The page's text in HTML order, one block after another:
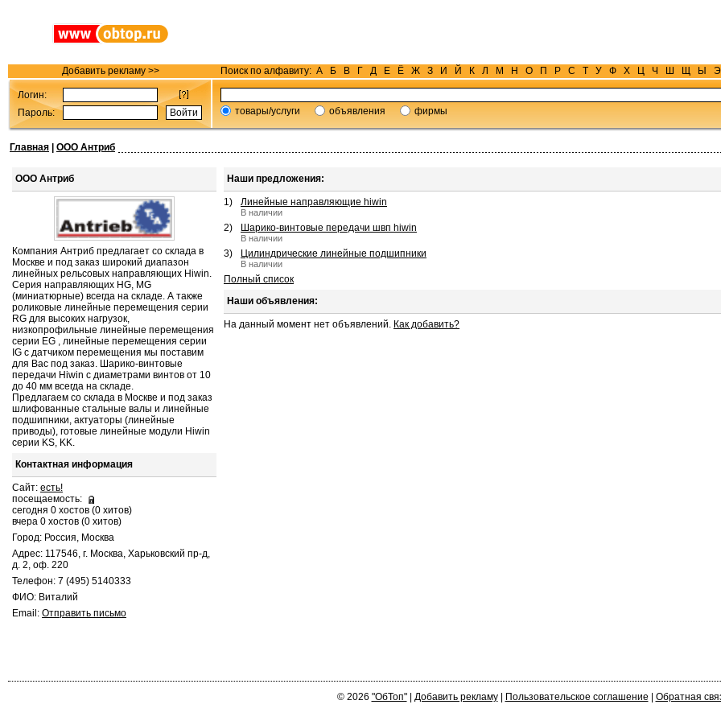
Добавить рекламу >> Поиск по алфавиту: А Б В Г Д Е Ё Ж З И Й К Л М Н О П Р С Т У Ф Х Ц Ч Ш Щ Ы Э
Логин:
Пароль:
товары/услуги объявления фирмы
Главная ООО Антриб
ООО Антриб
Компания Антриб предлагает со склада в
Москве и под заказ широкий диапазон
линейных рельсовых направляющих Hiwin.
Серия направляющих HG, MG
(миниатюрные) всегда на складе. А также
роликовые линейные перемещения серии
RG для высоких нагрузок,
низкопрофильные линейные перемещения
серии EG , линейные перемещения серии
IG с датчиком перемещения мы поставим
для Вас под заказ. Шарико-винтовые
передачи Hiwin с диаметрами винтов от 10
до 40 мм всегда на складе.
Предлагаем со склада в Москве и под заказ
шлифованные стальные валы и линейные
подшипники, актуаторы (линейные
приводы), готовые линейные модули Hiwin
cерии KS, KK.
Контактная информация
Сайт: есть!
посещаемость:
сегодня 0 хостов (0 хитов)
вчера 0 хостов (0 хитов)
Город: Россия, Москва
Адрес: 117546, г. Москва, Харьковский пр-д,
д. 2, оф. 220
Телефон: 7 (495) 5140333
ФИО: Виталий
Email: Отправить письмо
Наши предложения:
1) Линейные направляющие hiwin
В наличии
2) Шарико-винтовые передачи швп hiwin
В наличии
3) Цилиндрические линейные подшипники
В наличии
Полный список
Наши объявления:
На данный момент нет объявлений. Как добавить?
© 2026 "ОбТоп"| Добавить рекламу| Пользовательское соглашение Обратная